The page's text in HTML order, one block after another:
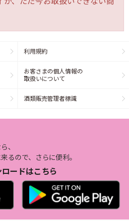
利用規約
お客さまの個人情報の
取扱いについて
酒類販売管理者標識
、
るので、さらに便利。
ードはこちら